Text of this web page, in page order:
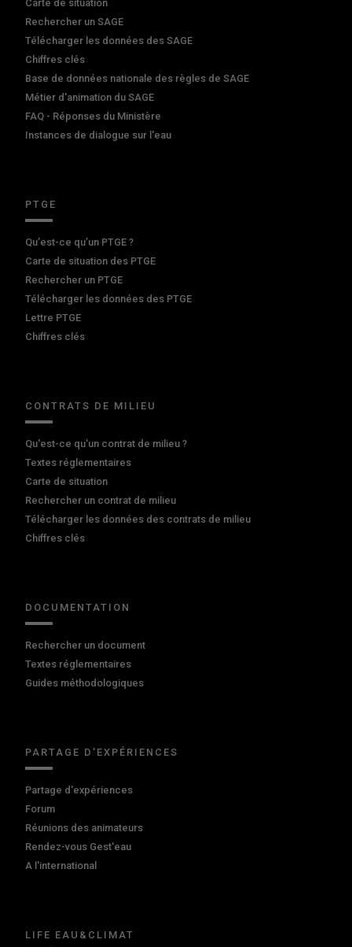
Carte de situation
Rechercher un SAGE
Télécharger les données des SAGE
Chiffres clés
Base de données nationale des règles de SAGE
Métier d'animation du SAGE
FAQ - Réponses du Ministère
Instances de dialogue sur l'eau
PTGE
Qu’est-ce qu’un PTGE ?
Carte de situation des PTGE
Rechercher un PTGE
Télécharger les données des PTGE
Lettre PTGE
Chiffres clés
CONTRATS DE MILIEU
Qu'est-ce qu'un contrat de milieu ?
Textes réglementaires
Carte de situation
Rechercher un contrat de milieu
Télécharger les données des contrats de milieu
Chiffres clés
DOCUMENTATION
Rechercher un document
Textes réglementaires
Guides méthodologiques
PARTAGE D'EXPÉRIENCES
Partage d'expériences
Forum
Réunions des animateurs
Rendez-vous Gest'eau
A l'international
LIFE EAU&CLIMAT